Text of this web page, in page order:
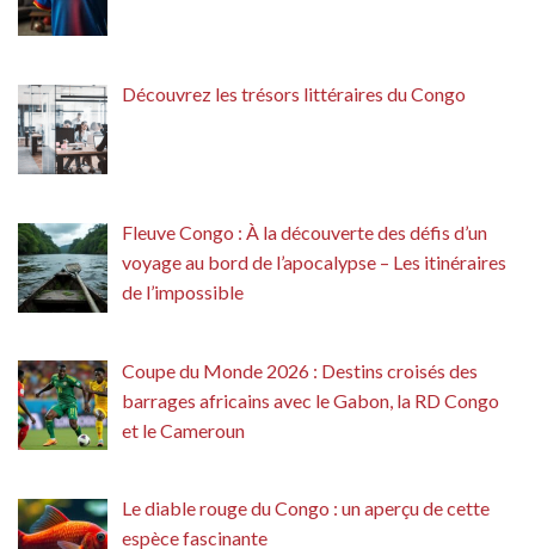
Découvrez les trésors littéraires du Congo
Fleuve Congo : À la découverte des défis d’un
voyage au bord de l’apocalypse – Les itinéraires
de l’impossible
Coupe du Monde 2026 : Destins croisés des
barrages africains avec le Gabon, la RD Congo
et le Cameroun
Le diable rouge du Congo : un aperçu de cette
espèce fascinante